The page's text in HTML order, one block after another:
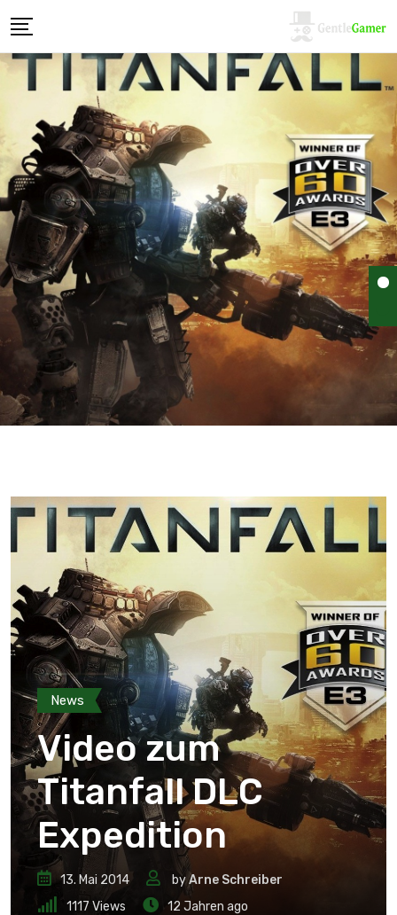
News
Video zum
Titanfall DLC
Expedition
13. Mai 2014 byArne Schreiber
1117 Views 12 Jahren ago